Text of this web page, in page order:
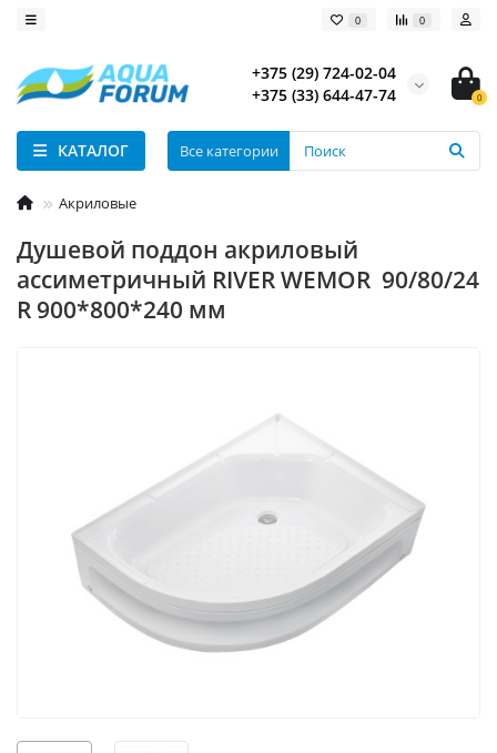
0 0
+375 (29) 724-02-04
+375 (33) 644-47-74
0
КАТАЛОГ Все категории
Акриловые
Душевой поддон акриловый
ассиметричный RIVER WEMOR 90/80/24
R 900*800*240 мм